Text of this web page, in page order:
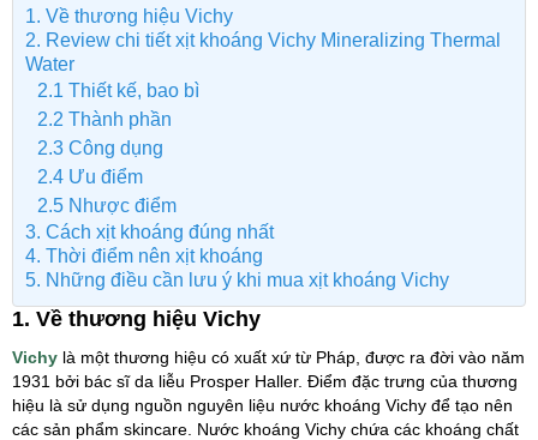
1. Về thương hiệu Vichy
2. Review chi tiết xịt khoáng Vichy Mineralizing Thermal
Water
2.1 Thiết kế, bao bì
2.2 Thành phần
2.3 Công dụng
2.4 Ưu điểm
2.5 Nhược điểm
3. Cách xịt khoáng đúng nhất
4. Thời điểm nên xịt khoáng
5. Những điều cần lưu ý khi mua xịt khoáng Vichy
1. Về thương hiệu Vichy
Vichy là một thương hiệu có xuất xứ từ Pháp, được ra đời vào năm
1931 bởi bác sĩ da liễu Prosper Haller. Điểm đặc trưng của thương
hiệu là sử dụng nguồn nguyên liệu nước khoáng Vichy để tạo nên
các sản phẩm skincare. Nước khoáng Vichy chứa các khoáng chất